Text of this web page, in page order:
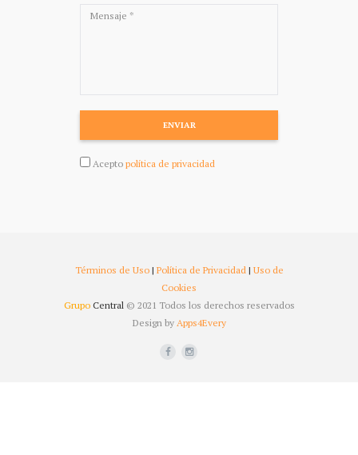
ENVIAR
Acepto política de privacidad
Términos de Uso| Política de Privacidad| Uso de
Cookies
GrupoCentral© 2021 Todos los derechos reservados
Design by Apps4Every